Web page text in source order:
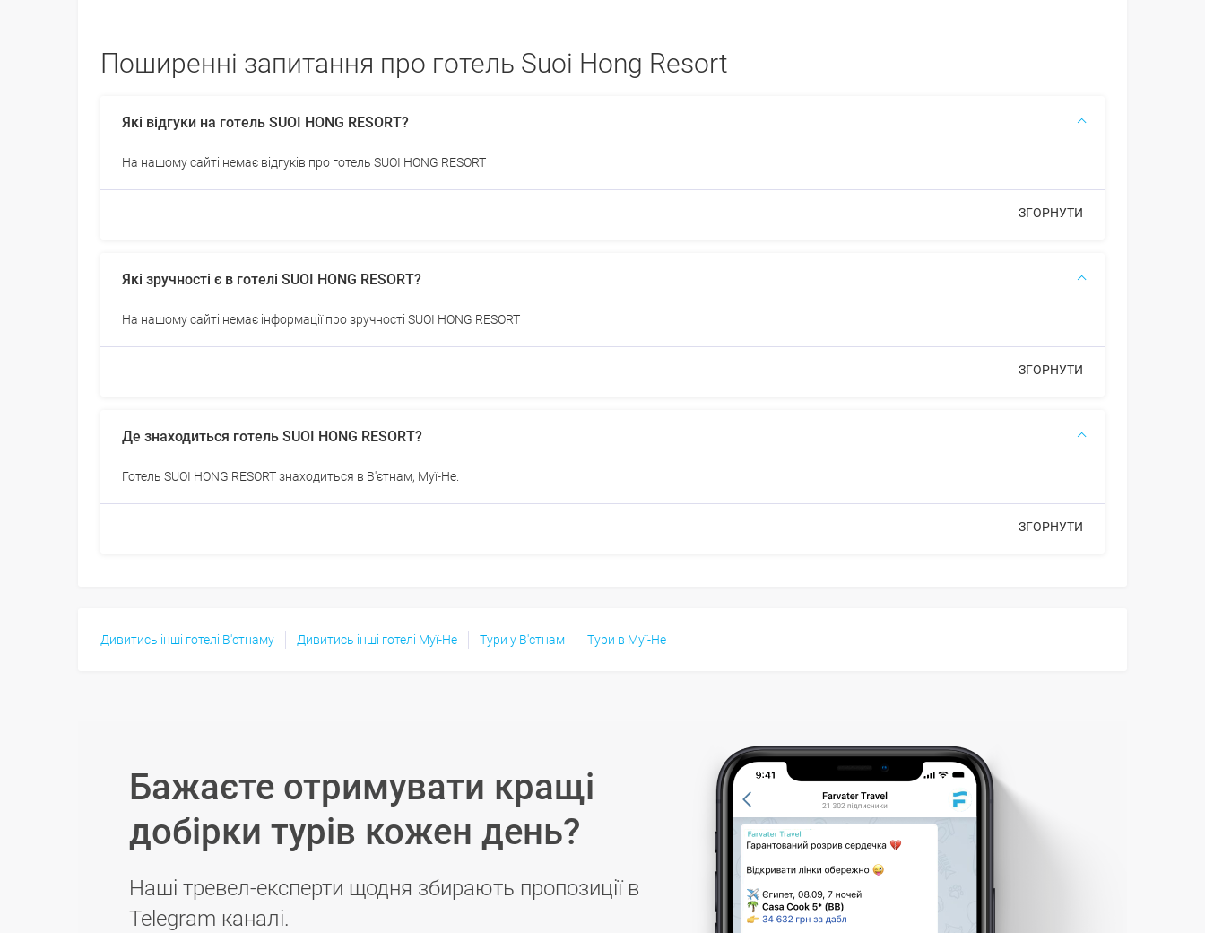
Поширенні запитання про готель Suoi Hong Resort
Які відгуки на готель SUOI HONG RESORT?
На нашому сайті немає відгуків про готель SUOI HONG RESORT
ЗГОРНУТИ
Які зручності є в готелі SUOI HONG RESORT?
На нашому сайті немає інформації про зручності SUOI HONG RESORT
ЗГОРНУТИ
Де знаходиться готель SUOI HONG RESORT?
Готель SUOI HONG RESORT знаходиться в В'єтнам, Муї-Не.
ЗГОРНУТИ
Дивитись інші готелі В'єтнаму Дивитись інші готелі Муї-Не Тури у В'єтнам Тури в Муї-Не
Бажаєте отримувати кращі
добірки турів кожен день?
Наші тревел-експерти щодня збирають пропозиції в
Telegram каналі.